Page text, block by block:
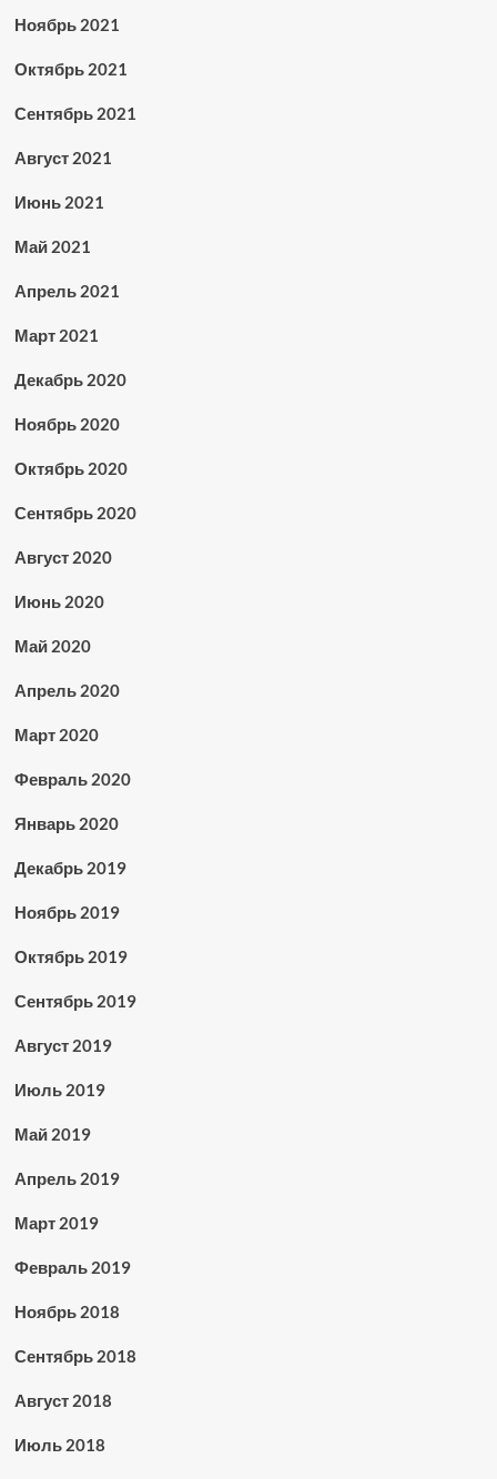
Ноябрь 2021
Октябрь 2021
Сентябрь 2021
Август 2021
Июнь 2021
Май 2021
Апрель 2021
Март 2021
Декабрь 2020
Ноябрь 2020
Октябрь 2020
Сентябрь 2020
Август 2020
Июнь 2020
Май 2020
Апрель 2020
Март 2020
Февраль 2020
Январь 2020
Декабрь 2019
Ноябрь 2019
Октябрь 2019
Сентябрь 2019
Август 2019
Июль 2019
Май 2019
Апрель 2019
Март 2019
Февраль 2019
Ноябрь 2018
Сентябрь 2018
Август 2018
Июль 2018